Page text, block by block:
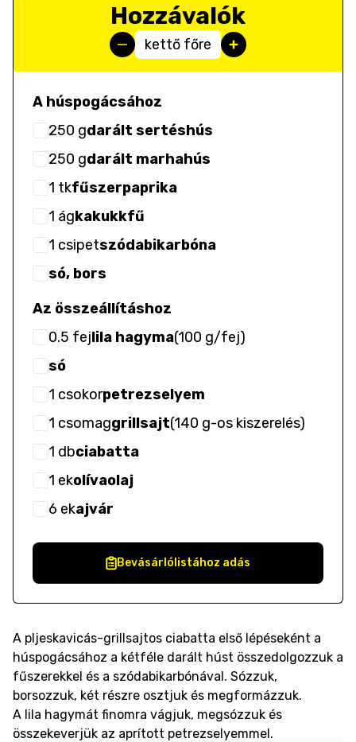
Hozzávalók
kettő főre
A húspogácsához
250 gdarált sertéshús
250 gdarált marhahús
1 tkfűszerpaprika
1 ágkakukkfű
1 csipetszódabikarbóna
só, bors
Az összeállításhoz
0.5 fejlila hagyma(100 g/fej)
só
1 csokorpetrezselyem
1 csomaggrillsajt(140 g-os kiszerelés)
1 dbciabatta
1 ekolívaolaj
6 ekajvár
Bevásárlólistához adás
A pljeskavicás-grillsajtos ciabatta első lépéseként a
húspogácsához a kétféle darált húst összedolgozzuk a
fűszerekkel és a szódabikarbónával. Sózzuk,
borsozzuk, két részre osztjuk és megformázzuk.
A lila hagymát finomra vágjuk, megsózzuk és
összekeverjük az aprított petrezselyemmel.